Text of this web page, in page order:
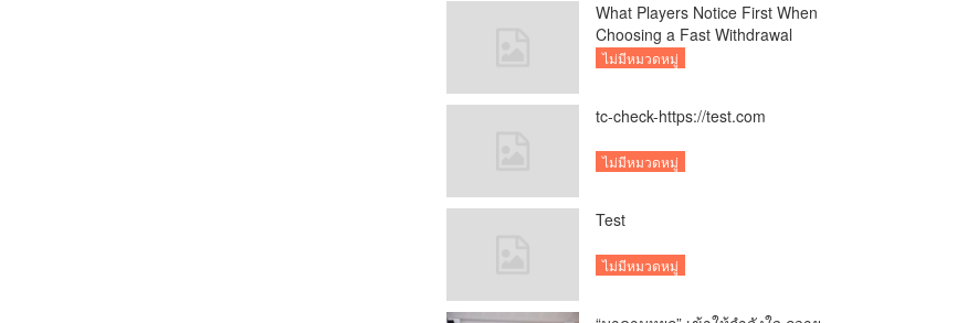
What Players Notice First When
Choosing a Fast Withdrawal
Casino UK
ไม่มีหมวดหมู่
tc-check-https://test.com
ไม่มีหมวดหมู่
Test
ไม่มีหมวดหมู่